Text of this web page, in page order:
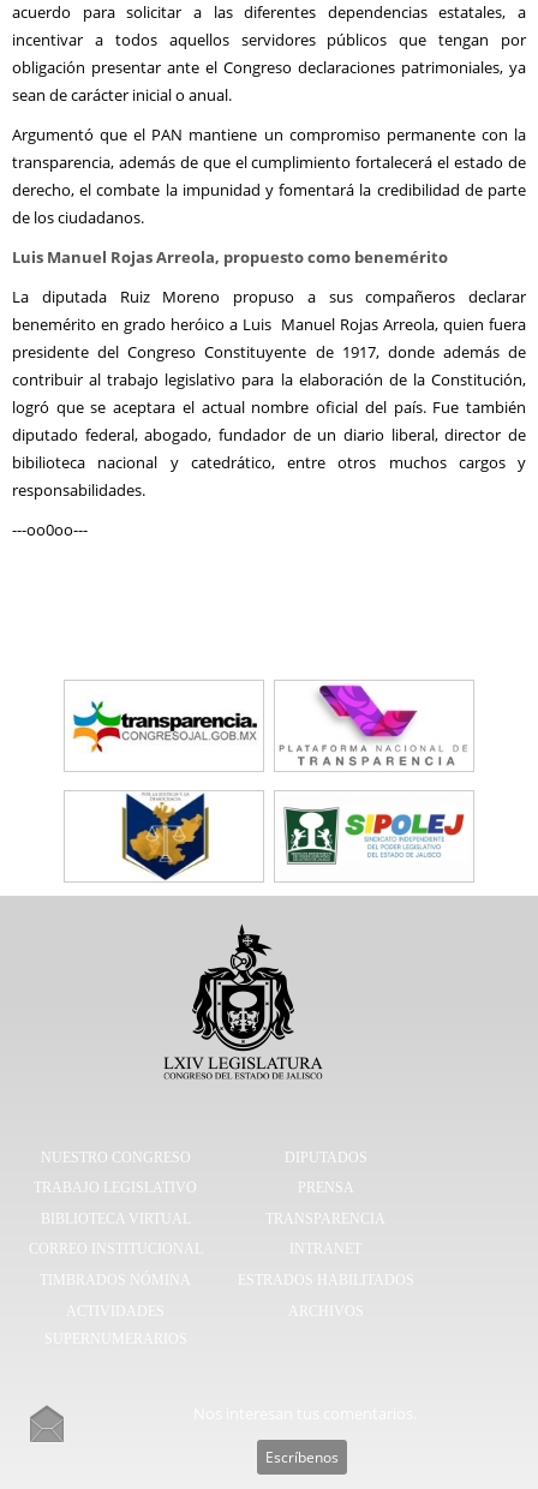
acuerdo para solicitar a las diferentes dependencias estatales, a
incentivar a todos aquellos servidores públicos que tengan por
obligación presentar ante el Congreso declaraciones patrimoniales, ya
sean de carácter inicial o anual.
Argumentó que el PAN mantiene un compromiso permanente con la
transparencia, además de que el cumplimiento fortalecerá el estado de
derecho, el combate la impunidad y fomentará la credibilidad de parte
de los ciudadanos.
Luis Manuel Rojas Arreola, propuesto como benemérito
La diputada Ruiz Moreno propuso a sus compañeros declarar
benemérito en grado heróico a Luis Manuel Rojas Arreola, quien fuera
presidente del Congreso Constituyente de 1917, donde además de
contribuir al trabajo legislativo para la elaboración de la Constitución,
logró que se aceptara el actual nombre oficial del país. Fue también
diputado federal, abogado, fundador de un diario liberal, director de
bibilioteca nacional y catedrático, entre otros muchos cargos y
responsabilidades.
---oo0oo---
NUESTRO CONGRESO
DIPUTADOS
TRABAJO LEGISLATIVO
PRENSA
BIBLIOTECA VIRTUAL
TRANSPARENCIA
CORREO INSTITUCIONAL
INTRANET
TIMBRADOS NÓMINA
ESTRADOS HABILITADOS
ACTIVIDADES
SUPERNUMERARIOS
ARCHIVOS
Escríbenos